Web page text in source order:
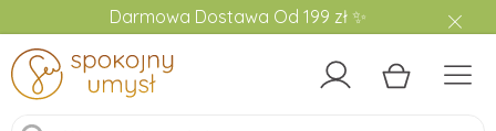
Darmowa Dostawa Od 199 zł ✨